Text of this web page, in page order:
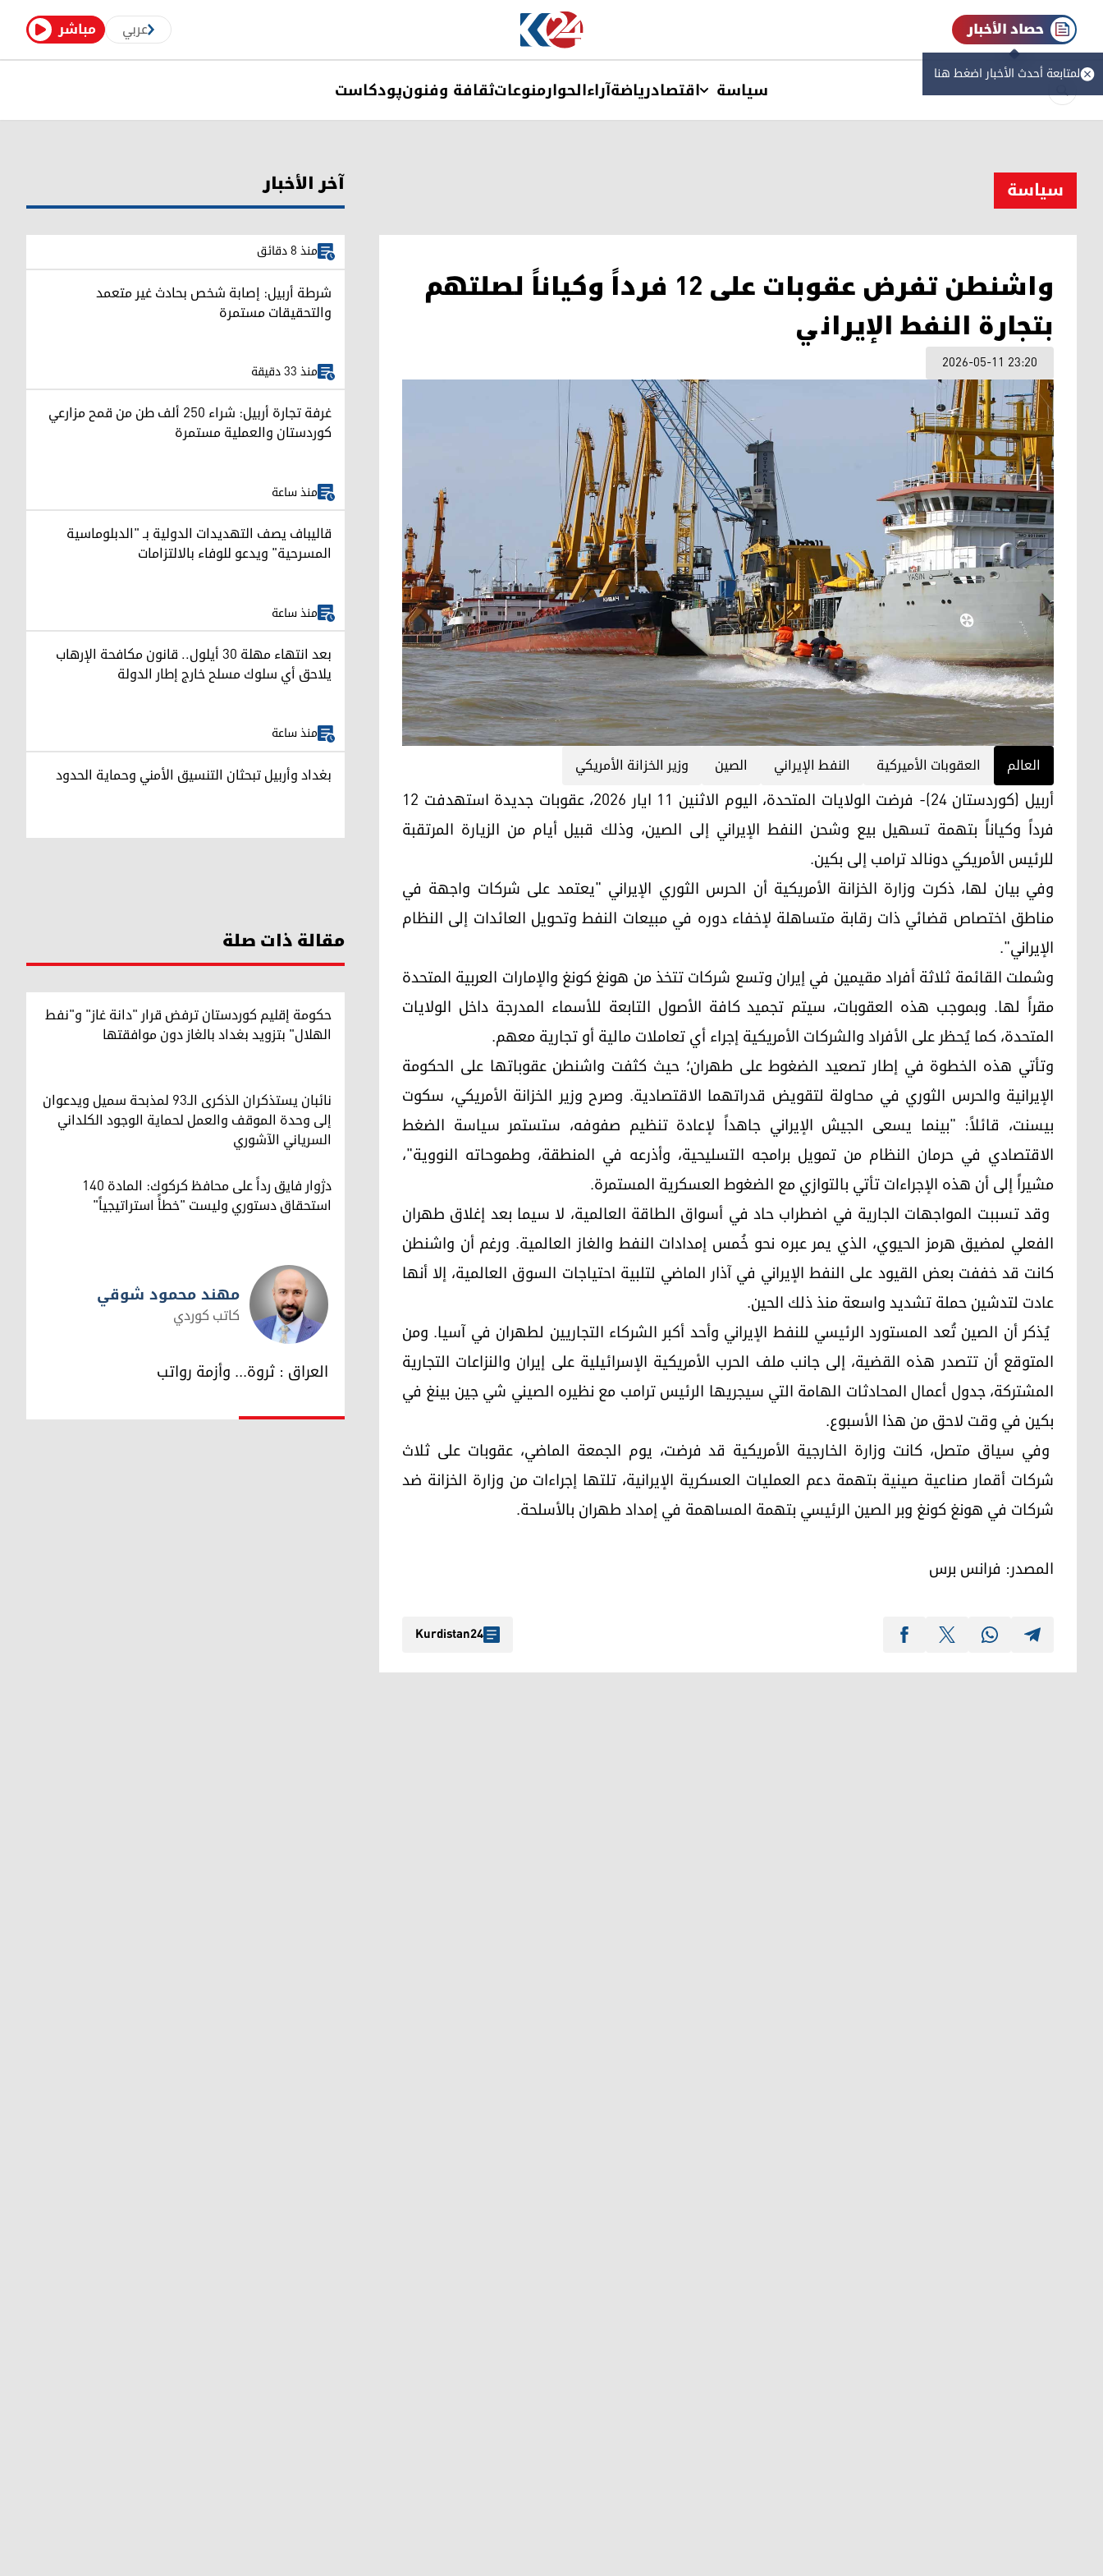
مباشر عربي حصاد الأخبار
لمتابعة أحدث الأخبار اضغط هنا
سیاسة اقتصادریاضةآراءالحوارمنوعاتثقافة وفنونپودکاست
سیاسة
واشنطن تفرض عقوبات على 12 فرداً وكياناً لصلتهم
بتجارة النفط الإيراني
2026-05-11 23:20
العالم العقوبات الأميركية النفط الإيراني الصين وزير الخزانة الأمريكي
أربيل (كوردستان 24)- فرضت الولايات المتحدة، اليوم الاثنين 11 ایار 2026، عقوبات جديدة استهدفت 12
فرداً وكياناً بتهمة تسهيل بيع وشحن النفط الإيراني إلى الصين، وذلك قبيل أيام من الزيارة المرتقبة
للرئيس الأمريكي دونالد ترامب إلى بكين.
وفي بيان لها، ذكرت وزارة الخزانة الأمريكية أن الحرس الثوري الإيراني "يعتمد على شركات واجهة في
مناطق اختصاص قضائي ذات رقابة متساهلة لإخفاء دوره في مبيعات النفط وتحويل العائدات إلى النظام
الإيراني".
وشملت القائمة ثلاثة أفراد مقيمين في إيران وتسع شركات تتخذ من هونغ كونغ والإمارات العربية المتحدة
مقراً لها. وبموجب هذه العقوبات، سيتم تجميد كافة الأصول التابعة للأسماء المدرجة داخل الولايات
المتحدة، كما يُحظر على الأفراد والشركات الأمريكية إجراء أي تعاملات مالية أو تجارية معهم.
وتأتي هذه الخطوة في إطار تصعيد الضغوط على طهران؛ حيث كثفت واشنطن عقوباتها على الحكومة
الإيرانية والحرس الثوري في محاولة لتقويض قدراتهما الاقتصادية. وصرح وزير الخزانة الأمريكي، سكوت
بيسنت، قائلاً: "بينما يسعى الجيش الإيراني جاهداً لإعادة تنظيم صفوفه، ستستمر سياسة الضغط
الاقتصادي في حرمان النظام من تمويل برامجه التسليحية، وأذرعه في المنطقة، وطموحاته النووية"،
مشيراً إلى أن هذه الإجراءات تأتي بالتوازي مع الضغوط العسكرية المستمرة.
وقد تسببت المواجهات الجارية في اضطراب حاد في أسواق الطاقة العالمية، لا سيما بعد إغلاق طهران
الفعلي لمضيق هرمز الحيوي، الذي يمر عبره نحو خُمس إمدادات النفط والغاز العالمية. ورغم أن واشنطن
كانت قد خففت بعض القيود على النفط الإيراني في آذار الماضي لتلبية احتياجات السوق العالمية، إلا أنها
عادت لتدشين حملة تشديد واسعة منذ ذلك الحين.
يُذكر أن الصين تُعد المستورد الرئيسي للنفط الإيراني وأحد أكبر الشركاء التجاريين لطهران في آسيا. ومن
المتوقع أن تتصدر هذه القضية، إلى جانب ملف الحرب الأمريكية الإسرائيلية على إيران والنزاعات التجارية
المشتركة، جدول أعمال المحادثات الهامة التي سيجريها الرئيس ترامب مع نظيره الصيني شي جين بينغ في
بكين في وقت لاحق من هذا الأسبوع.
وفي سياق متصل، كانت وزارة الخارجية الأمريكية قد فرضت، يوم الجمعة الماضي، عقوبات على ثلاث
شركات أقمار صناعية صينية بتهمة دعم العمليات العسكرية الإيرانية، تلتها إجراءات من وزارة الخزانة ضد
شركات في هونغ كونغ وبر الصين الرئيسي بتهمة المساهمة في إمداد طهران بالأسلحة.
المصدر: فرانس برس
Kurdistan24
آخر الأخبار
منذ 8 دقائق
شرطة أربيل: إصابة شخص بحادث غير متعمد
والتحقيقات مستمرة
منذ 33 دقيقة
غرفة تجارة أربيل: شراء 250 ألف طن من قمح مزارعي
كوردستان والعملية مستمرة
منذ ساعة
قاليباف يصف التهديدات الدولية بـ "الدبلوماسية
المسرحية" ويدعو للوفاء بالالتزامات
منذ ساعة
بعد انتهاء مهلة 30 أيلول.. قانون مكافحة الإرهاب
يلاحق أي سلوك مسلح خارج إطار الدولة
منذ ساعة
بغداد وأربيل تبحثان التنسيق الأمني وحماية الحدود
مقالة ذات صلة
حكومة إقليم كوردستان ترفض قرار "دانة غاز" و"نفط
الهلال" بتزويد بغداد بالغاز دون موافقتها
نائبان يستذكران الذكرى الـ93 لمذبحة سميل ويدعوان
إلى وحدة الموقف والعمل لحماية الوجود الكلداني
السرياني الآشوري
دژوار فايق رداً على محافظ كركوك: المادة 140
استحقاق دستوري وليست "خطأً استراتيجياً"
مهند محمود شوقي
مهند محمود شوقي
كاتب كوردي
العراق : ثروة... وأزمة رواتب